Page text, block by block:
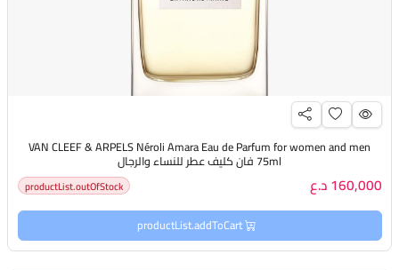
VAN CLEEF & ARPELS Néroli Amara Eau de Parfum for women and men
75ml فان كليف عطر للنساء والرجال
160,000 د.ع productList.outOfStock
productList.addToCart